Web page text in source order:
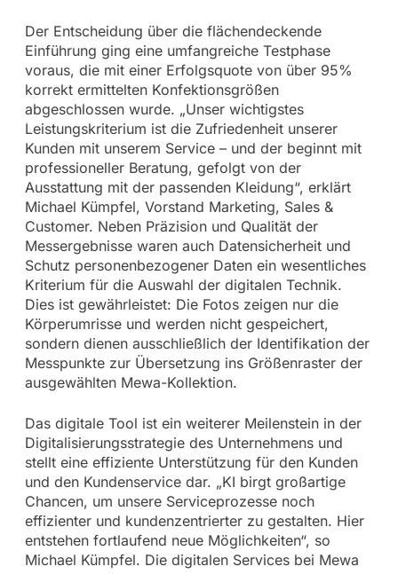
Der Entscheidung über die flächendeckende
Einführung ging eine umfangreiche Testphase
voraus, die mit einer Erfolgsquote von über 95%
korrekt ermittelten Konfektionsgrößen
abgeschlossen wurde. „Unser wichtigstes
Leistungskriterium ist die Zufriedenheit unserer
Kunden mit unserem Service – und der beginnt mit
professioneller Beratung, gefolgt von der
Ausstattung mit der passenden Kleidung“, erklärt
Michael Kümpfel, Vorstand Marketing, Sales &
Customer. Neben Präzision und Qualität der
Messergebnisse waren auch Datensicherheit und
Schutz personenbezogener Daten ein wesentliches
Kriterium für die Auswahl der digitalen Technik.
Dies ist gewährleistet: Die Fotos zeigen nur die
Körperumrisse und werden nicht gespeichert,
sondern dienen ausschließlich der Identifikation der
Messpunkte zur Übersetzung ins Größenraster der
ausgewählten Mewa-Kollektion.
Das digitale Tool ist ein weiterer Meilenstein in der
Digitalisierungsstrategie des Unternehmens und
stellt eine effiziente Unterstützung für den Kunden
und den Kundenservice dar. „KI birgt großartige
Chancen, um unsere Serviceprozesse noch
effizienter und kundenzentrierter zu gestalten. Hier
entstehen fortlaufend neue Möglichkeiten“, so
Michael Kümpfel. Die digitalen Services bei Mewa